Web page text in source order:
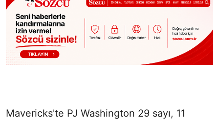
Mavericks'te PJ Washington 29 sayı, 11